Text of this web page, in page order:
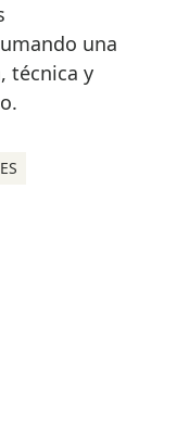
una
técnica y